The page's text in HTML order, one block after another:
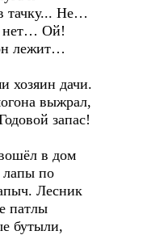
тачку... Не…
нет… Ой!
лежит…
хозяин дачи.
выжрал,
запас!
в дом
лапы по
Лесник
патлы
бутыли,